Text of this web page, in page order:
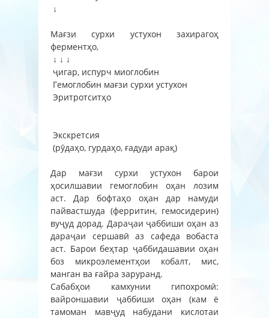
↓
Мағзи сурхи устухон захирагоҳ
ферментҳо,
↓ ↓ ↓
ҷигар, испурч миоглобин
Гемоглобин мағзи сурхи устухон
Эритротситҳо
Экскретсия
(рӯдаҳо, гурдаҳо, ғадуди арақ)
Дар мағзи сурхи устухон барои
ҳосилшавии гемоглобин оҳан лозим
аст. Дар бофтаҳо оҳан дар намуди
пайвастшуда (ферритин, гемосидерин)
вуҷуд дорад. Дараҷаи ҷаббиши оҳан аз
дараҷаи сершавӣ аз сафеда вобаста
аст. Барои беҳтар ҷаббидашавии оҳан
боз микроэлементҳои кобалт, мис,
манган ва ғайра заруранд.
Сабабҳои камхунии гипохромӣ:
вайроншавии ҷаббиши оҳан (кам ё
тамоман мавҷуд набудани кислотаи